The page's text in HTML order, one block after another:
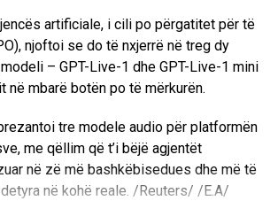
artificiale, i cili po përgatitet për të
njoftoi se do të nxjerrë në treg dy
– GPT-Live-1 dhe GPT-Live-1 mini
në mbarë botën po të mërkurën.
tre modele audio për platformën
me qëllim që t’i bëjë agjentët
në zë më bashkëbisedues dhe më të
në kohë reale. /Reuters/ /E.A/